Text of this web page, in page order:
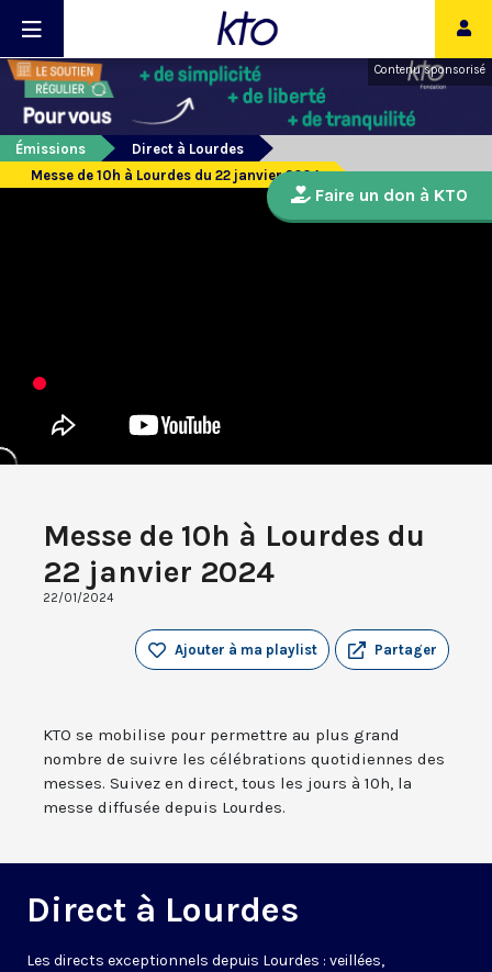
Contenu sponsorisé
Émissions
Direct à Lourdes
Messe de 10h à Lourdes du 22 janvier 2024
Messe de 10h à Lourdes du
22 janvier 2024
22/01/2024
Partager
Ajouter à ma playlist
KTO se mobilise pour permettre au plus grand
nombre de suivre les célébrations quotidiennes des
messes. Suivez en direct, tous les jours à 10h, la
messe diffusée depuis Lourdes.
Direct à Lourdes
Les directs exceptionnels depuis Lourdes : veillées,
Faire un don à KTO